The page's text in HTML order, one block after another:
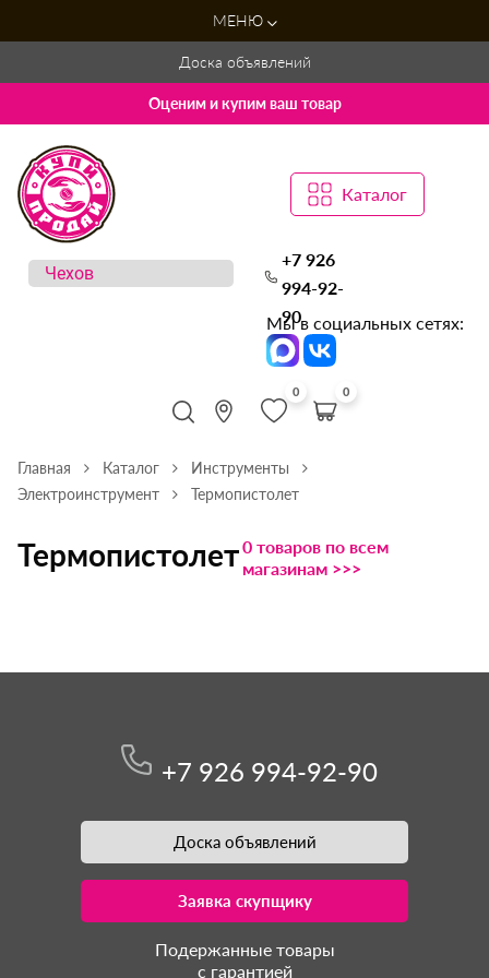
МЕНЮ
Доска объявлений
Оценим и купим ваш товар
Каталог
+7 926
994-92-
90
Мы в социальных сетях:
0 0
Главная Каталог
Инструменты
Электроинструмент
Термопистолет
Термопистолет0 товаров по всем
магазинам >>>
+7 926 994-92-90
Доска объявлений
Заявка скупщику
Подержанные товары
с гарантией